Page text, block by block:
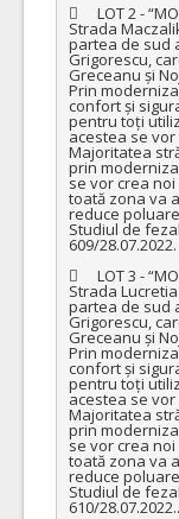
	LOT 2 - “MODERNIZARE STRADA MACZALIK ALFRED”
Strada
partea de sud
Grigorescu,
Greceanu și
Prin
confort și
pentru toți
acestea se
Majoritatea
prin
se vor crea
toată zona va
reduce
Studiul de
609/28.07.2022.
	LOT 3 - “MODERNIZARE STRADA LUCRETIA SUCIU”
Strada
partea de sud
Grigorescu,
Greceanu și
Prin
confort și
pentru toți
acestea se
Majoritatea
prin
se vor crea
toată zona va
reduce
Studiul de
610/28.07.2022..